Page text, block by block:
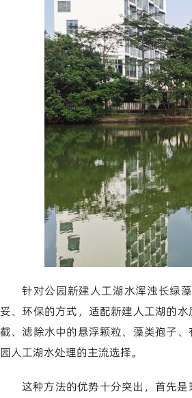
针对公园新建人工湖水浑浊长绿
妥、环保的方式，适配新建人工湖的
截、滤除水中的悬浮颗粒、藻类孢子
园人工湖水处理的主流选择。
这种方法的优势十分突出，首先